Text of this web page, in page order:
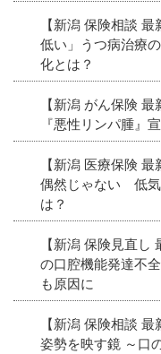
【新潟 保険相談
低い」うつ病治療
化とは？
【新潟 がん保険
『悪性リンパ腫』
【新潟 医療保険
偶然じゃない 低
は？
【新潟 保険見直し
の口腔機能発達不
も原因に
【新潟 保険相談
姿勢を映す鏡 ～口